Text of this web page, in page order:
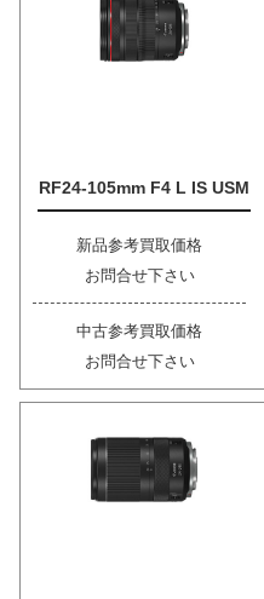
RF24-105mm F4 L IS USM
新品参考買取価格
お問合せ下さい
中古参考買取価格
お問合せ下さい